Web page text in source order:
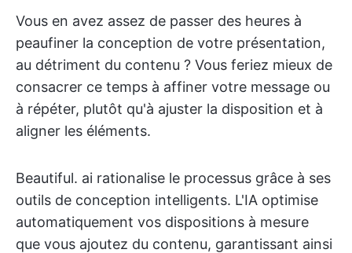
Vous en avez assez de passer des heures à
peaufiner la conception de votre présentation,
au détriment du contenu ? Vous feriez mieux de
consacrer ce temps à affiner votre message ou
à répéter, plutôt qu'à ajuster la disposition et à
aligner les éléments.
Beautiful. ai rationalise le processus grâce à ses
outils de conception intelligents. L'IA optimise
automatiquement vos dispositions à mesure
que vous ajoutez du contenu, garantissant ainsi